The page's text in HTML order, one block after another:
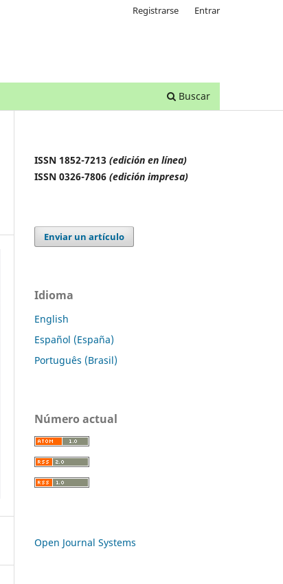
Buscar
Registrarse Entrar
ISSN 1852-7213 (edición en línea)
ISSN 0326-7806 (edición impresa)
Enviar un artículo
Idioma
English
Español (España)
Português (Brasil)
Número actual
Open Journal Systems